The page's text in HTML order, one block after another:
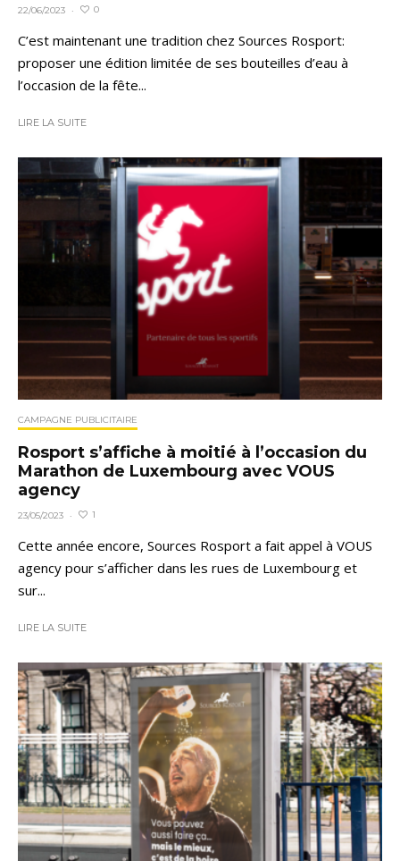
22/06/2023 · 0
C’est maintenant une tradition chez Sources Rosport:
proposer une édition limitée de ses bouteilles d’eau à
l’occasion de la fête...
LIRE LA SUITE
CAMPAGNE PUBLICITAIRE
Rosport s’affiche à moitié à l’occasion du
Marathon de Luxembourg avec VOUS
agency
23/05/2023 · 1
Cette année encore, Sources Rosport a fait appel à VOUS
agency pour s’afficher dans les rues de Luxembourg et
sur...
LIRE LA SUITE